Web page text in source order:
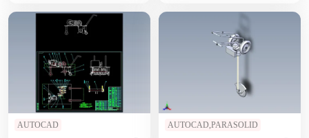
AUTOCAD AUTOCAD,PARASOLID